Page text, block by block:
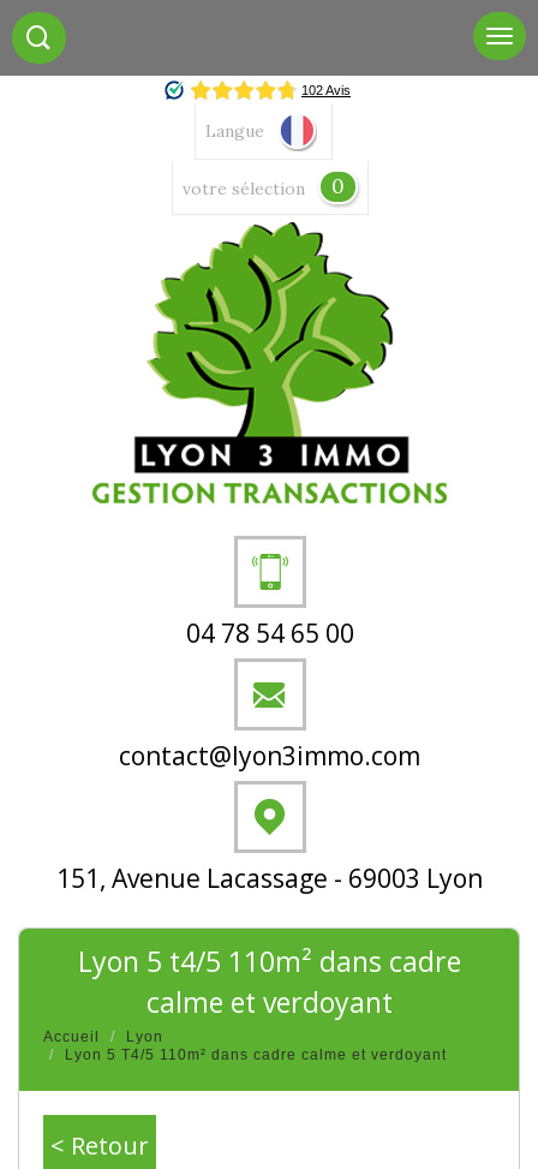
Langue
votre sélection 0
04 78 54 65 00
contact@lyon3immo.com
151, Avenue Lacassage - 69003 Lyon
lyon 5 t4/5 110m² dans cadre
calme et verdoyant
Accueil
Lyon
Lyon 5 T4/5 110m² dans cadre calme et verdoyant
< Retour